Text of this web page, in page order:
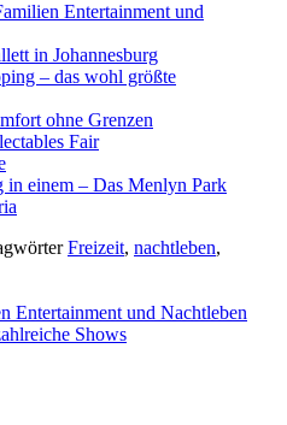
Entertainment und
in Johannesburg
– das wohl größte
ohne Grenzen
Fair
einem – Das Menlyn Park
Freizeit, nachtleben,
Entertainment und Nachtleben
Shows